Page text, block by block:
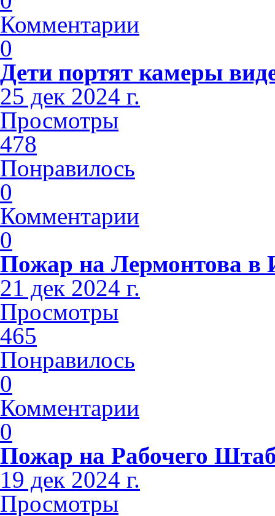
Комментарии
0
Дети портят камеры
25 дек 2024 г.
Просмотры
478
Понравилось
0
Комментарии
0
Пожар на Лермонтова в
21 дек 2024 г.
Просмотры
465
Понравилось
0
Комментарии
0
Пожар на Рабочего
19 дек 2024 г.
Просмотры